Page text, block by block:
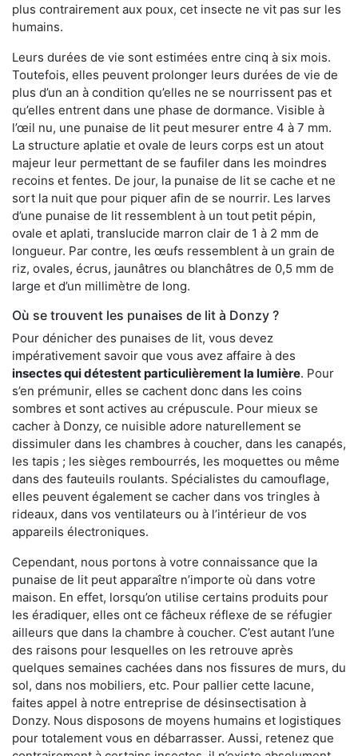
plus contrairement aux poux, cet insecte ne vit pas sur les
humains.
Leurs durées de vie sont estimées entre cinq à six mois.
Toutefois, elles peuvent prolonger leurs durées de vie de
plus d’un an à condition qu’elles ne se nourrissent pas et
qu’elles entrent dans une phase de dormance. Visible à
l’œil nu, une punaise de lit peut mesurer entre 4 à 7 mm.
La structure aplatie et ovale de leurs corps est un atout
majeur leur permettant de se faufiler dans les moindres
recoins et fentes. De jour, la punaise de lit se cache et ne
sort la nuit que pour piquer afin de se nourrir. Les larves
d’une punaise de lit ressemblent à un tout petit pépin,
ovale et aplati, translucide marron clair de 1 à 2 mm de
longueur. Par contre, les œufs ressemblent à un grain de
riz, ovales, écrus, jaunâtres ou blanchâtres de 0,5 mm de
large et d’un millimètre de long.
Où se trouvent les punaises de lit à Donzy ?
Pour dénicher des punaises de lit, vous devez
impérativement savoir que vous avez affaire à des
insectes qui détestent particulièrement la lumière. Pour
s’en prémunir, elles se cachent donc dans les coins
sombres et sont actives au crépuscule. Pour mieux se
cacher à Donzy, ce nuisible adore naturellement se
dissimuler dans les chambres à coucher, dans les canapés,
les tapis ; les sièges rembourrés, les moquettes ou même
dans des fauteuils roulants. Spécialistes du camouflage,
elles peuvent également se cacher dans vos tringles à
rideaux, dans vos ventilateurs ou à l’intérieur de vos
appareils électroniques.
Cependant, nous portons à votre connaissance que la
punaise de lit peut apparaître n’importe où dans votre
maison. En effet, lorsqu’on utilise certains produits pour
les éradiquer, elles ont ce fâcheux réflexe de se réfugier
ailleurs que dans la chambre à coucher. C’est autant l’une
des raisons pour lesquelles on les retrouve après
quelques semaines cachées dans nos fissures de murs, du
sol, dans nos mobiliers, etc. Pour pallier cette lacune,
faites appel à notre entreprise de désinsectisation à
Donzy. Nous disposons de moyens humains et logistiques
pour totalement vous en débarrasser. Aussi, retenez que